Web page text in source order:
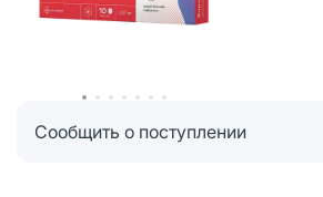
Сообщить о поступлении